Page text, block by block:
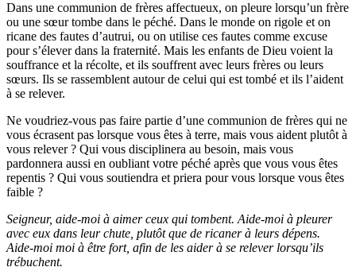
Dans une communion de frères affectueux, on pleure lorsqu’un frère
ou une sœur tombe dans le péché. Dans le monde on rigole et on
ricane des fautes d’autrui, ou on utilise ces fautes comme excuse
pour s’élever dans la fraternité. Mais les enfants de Dieu voient la
souffrance et la récolte, et ils souffrent avec leurs frères ou leurs
sœurs. Ils se rassemblent autour de celui qui est tombé et ils l’aident
à se relever.
Ne voudriez-vous pas faire partie d’une communion de frères qui ne
vous écrasent pas lorsque vous êtes à terre, mais vous aident plutôt à
vous relever ? Qui vous disciplinera au besoin, mais vous
pardonnera aussi en oubliant votre péché après que vous vous êtes
repentis ? Qui vous soutiendra et priera pour vous lorsque vous êtes
faible ?
Seigneur, aide-moi à aimer ceux qui tombent. Aide-moi à pleurer
avec eux dans leur chute, plutôt que de ricaner à leurs dépens.
Aide-moi moi à être fort, afin de les aider à se relever lorsqu’ils
trébuchent.